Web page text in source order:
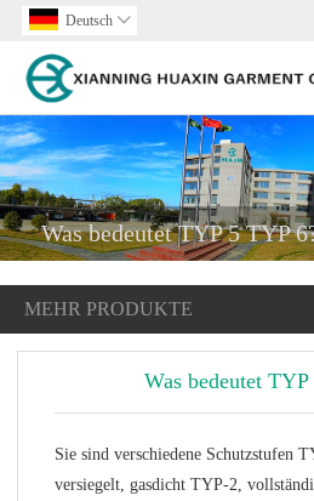
Deutsch 
Was bedeutet TYP 5 TYP
MEHR PRODUKTE
Was bedeutet
Sie sind verschiedene Schutzstufen
versiegelt, gasdicht TYP-2,